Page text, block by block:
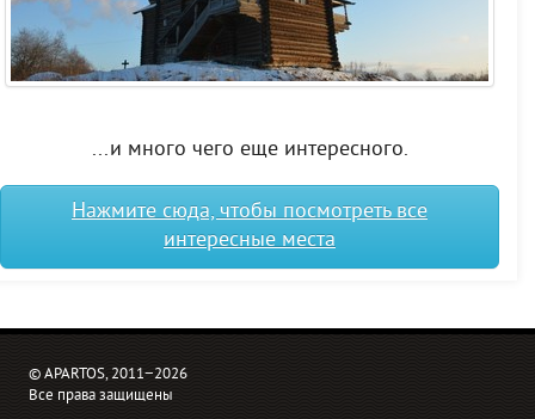
...и много чего еще интересного.
Нажмите сюда, чтобы посмотреть все
интересные места
© APARTOS, 2011−2026
Все права защищены